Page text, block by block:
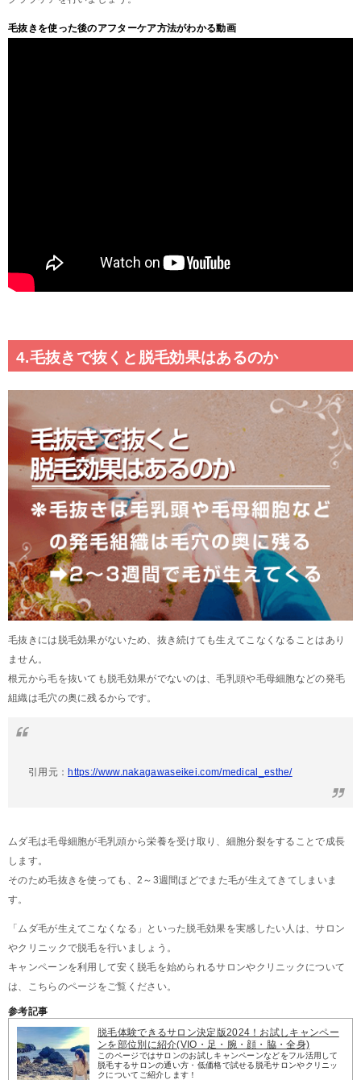
毛抜きを使った後のアフターケア方法がわかる動画
4.毛抜きで抜くと脱毛効果はあるのか
毛抜きには脱毛効果がないため、抜き続けても生えてこなくなることはあり
ません。
根元から毛を抜いても脱毛効果がでないのは、毛乳頭や毛母細胞などの発毛
組織は毛穴の奥に残るからです。
引用元：https://www.nakagawaseikei.com/medical_esthe/
ムダ毛は毛母細胞が毛乳頭から栄養を受け取り、細胞分裂をすることで成長
します。
そのため毛抜きを使っても、2～3週間ほどでまた毛が生えてきてしまいま
す。
「ムダ毛が生えてこなくなる」といった脱毛効果を実感したい人は、サロン
やクリニックで脱毛を行いましょう。
キャンペーンを利用して安く脱毛を始められるサロンやクリニックについて
は、こちらのページをご覧ください。
参考記事
脱毛体験できるサロン決定版2024！お試しキャンペー
ンを部位別に紹介(VIO・足・腕・顔・脇・全身)
このページではサロンのお試しキャンペーンなどをフル活用して
脱毛するサロンの通い方・低価格で試せる脱毛サロンやクリニッ
クについてご紹介します！